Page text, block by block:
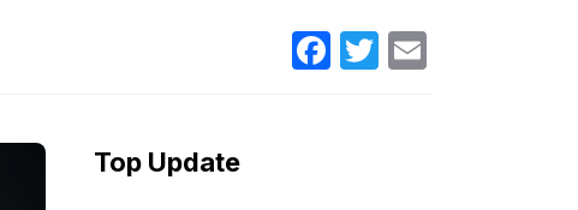
Facebook
Twitter
Top Update